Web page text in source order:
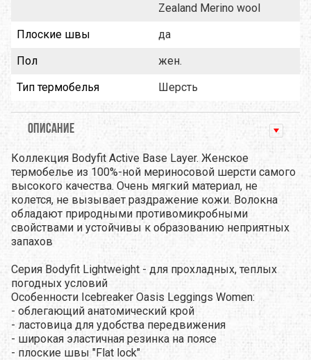
Zealand Merino wool
Плоские швы
да
Пол
жен.
Тип термобелья
Шерсть
ОПИСАНИЕ
Коллекция Bodyfit Active Base Layer. Женское
термобелье из 100%-ной мериносовой шерсти самого
высокого качества. Очень мягкий материал, не
колется, не вызывает раздражение кожи. Волокна
обладают природными противомикробными
свойствами и устойчивы к образованию неприятных
запахов
Серия Bodyfit Lightweight - для прохладных, теплых
погодных условий
Особенности Icebreaker Oasis Leggings Women:
- облегающий анатомический крой
- ластовица для удобства передвижения
- широкая эластичная резинка на поясе
- плоские швы "Flat lock"